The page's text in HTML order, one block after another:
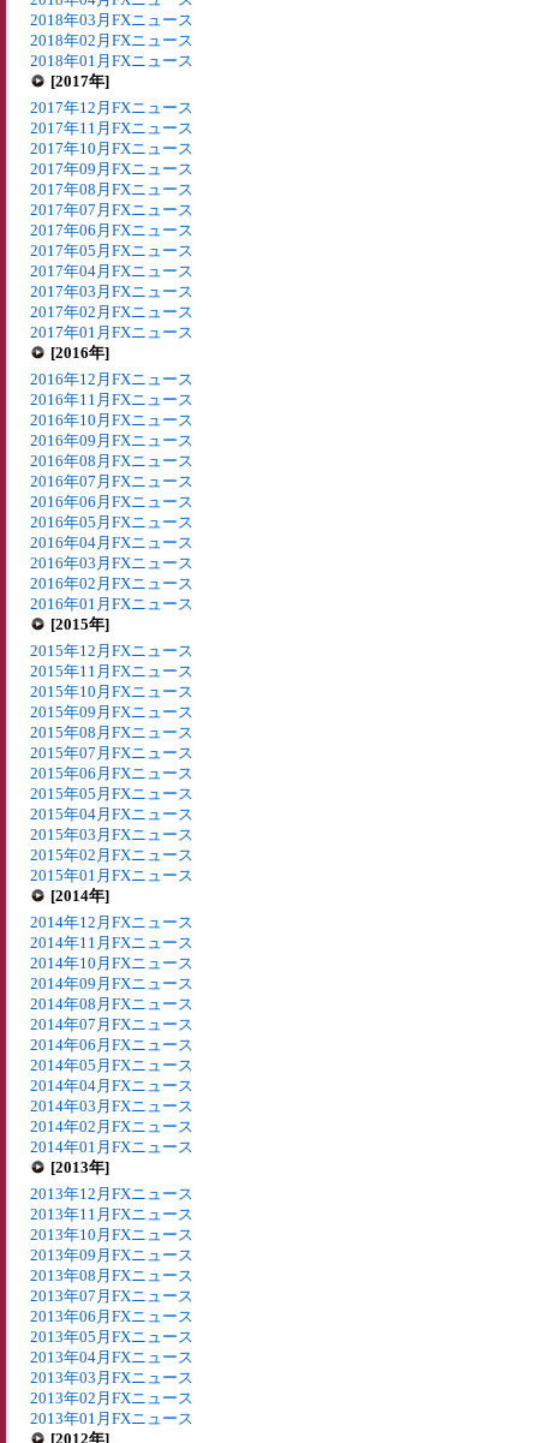
2018年03月FXニュース
2018年02月FXニュース
2018年01月FXニュース
[2017年]
2017年12月FXニュース
2017年11月FXニュース
2017年10月FXニュース
2017年09月FXニュース
2017年08月FXニュース
2017年07月FXニュース
2017年06月FXニュース
2017年05月FXニュース
2017年04月FXニュース
2017年03月FXニュース
2017年02月FXニュース
2017年01月FXニュース
[2016年]
2016年12月FXニュース
2016年11月FXニュース
2016年10月FXニュース
2016年09月FXニュース
2016年08月FXニュース
2016年07月FXニュース
2016年06月FXニュース
2016年05月FXニュース
2016年04月FXニュース
2016年03月FXニュース
2016年02月FXニュース
2016年01月FXニュース
[2015年]
2015年12月FXニュース
2015年11月FXニュース
2015年10月FXニュース
2015年09月FXニュース
2015年08月FXニュース
2015年07月FXニュース
2015年06月FXニュース
2015年05月FXニュース
2015年04月FXニュース
2015年03月FXニュース
2015年02月FXニュース
2015年01月FXニュース
[2014年]
2014年12月FXニュース
2014年11月FXニュース
2014年10月FXニュース
2014年09月FXニュース
2014年08月FXニュース
2014年07月FXニュース
2014年06月FXニュース
2014年05月FXニュース
2014年04月FXニュース
2014年03月FXニュース
2014年02月FXニュース
2014年01月FXニュース
[2013年]
2013年12月FXニュース
2013年11月FXニュース
2013年10月FXニュース
2013年09月FXニュース
2013年08月FXニュース
2013年07月FXニュース
2013年06月FXニュース
2013年05月FXニュース
2013年04月FXニュース
2013年03月FXニュース
2013年02月FXニュース
2013年01月FXニュース
[2012年]